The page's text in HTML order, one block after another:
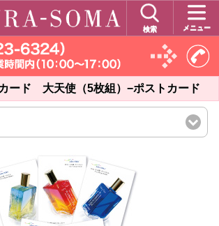
検索 メニュー
ード 大天使（5枚組）−ポストカード
contents